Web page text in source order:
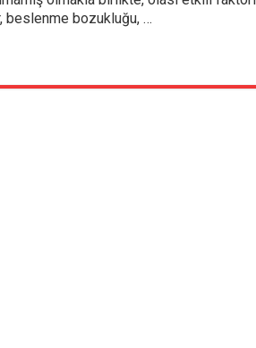
beslenme bozukluğu, …